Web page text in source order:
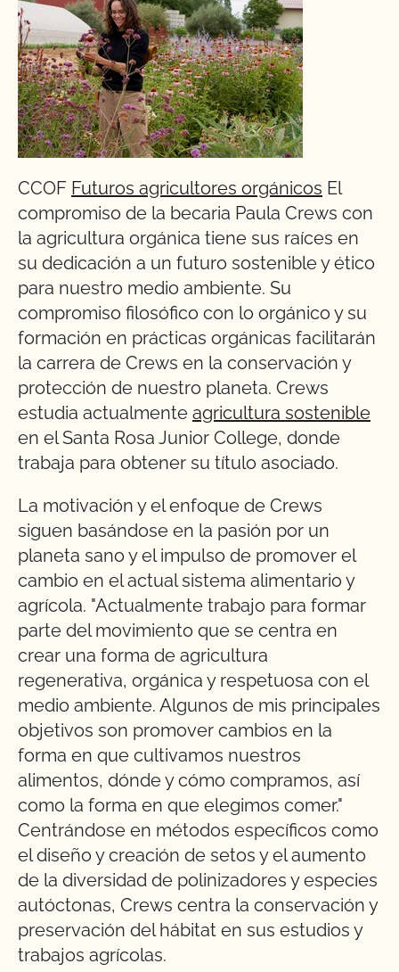
CCOF Futuros agricultores orgánicos El
compromiso de la becaria Paula Crews con
la agricultura orgánica tiene sus raíces en
su dedicación a un futuro sostenible y ético
para nuestro medio ambiente. Su
compromiso filosófico con lo orgánico y su
formación en prácticas orgánicas facilitarán
la carrera de Crews en la conservación y
protección de nuestro planeta. Crews
estudia actualmente agricultura sostenible
en el Santa Rosa Junior College, donde
trabaja para obtener su título asociado.
La motivación y el enfoque de Crews
siguen basándose en la pasión por un
planeta sano y el impulso de promover el
cambio en el actual sistema alimentario y
agrícola. "Actualmente trabajo para formar
parte del movimiento que se centra en
crear una forma de agricultura
regenerativa, orgánica y respetuosa con el
medio ambiente. Algunos de mis principales
objetivos son promover cambios en la
forma en que cultivamos nuestros
alimentos, dónde y cómo compramos, así
como la forma en que elegimos comer."
Centrándose en métodos específicos como
el diseño y creación de setos y el aumento
de la diversidad de polinizadores y especies
autóctonas, Crews centra la conservación y
preservación del hábitat en sus estudios y
trabajos agrícolas.